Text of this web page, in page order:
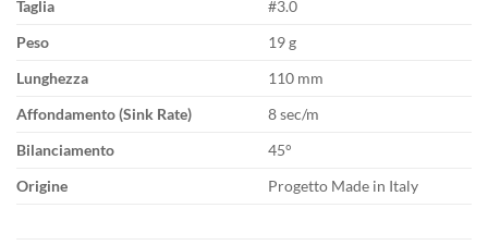
Taglia
#3.0
Peso
19 g
Lunghezza
110 mm
Affondamento (Sink Rate)
8 sec/m
Bilanciamento
45°
Origine
Progetto Made in Italy